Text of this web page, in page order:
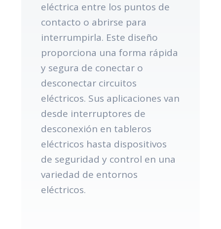
eléctrica entre los puntos de
contacto o abrirse para
interrumpirla. Este diseño
proporciona una forma rápida
y segura de conectar o
desconectar circuitos
eléctricos. Sus aplicaciones van
desde interruptores de
desconexión en tableros
eléctricos hasta dispositivos
de seguridad y control en una
variedad de entornos
eléctricos.